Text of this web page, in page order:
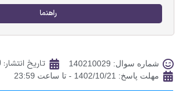
راهنما
شماره سوال: 140210029 تاریخ انتشار:
مهلت پاسخ: 1402/10/21 - تا ساعت 23:59